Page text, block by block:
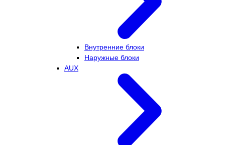
Внутренние блоки
Наружные блоки
AUX